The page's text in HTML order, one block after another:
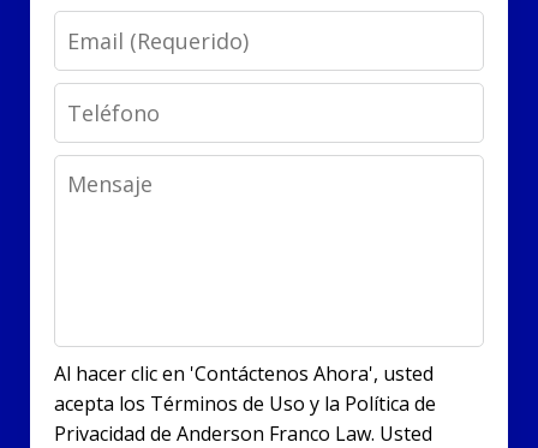
Email
Phone
Message
Al hacer clic en 'Contáctenos Ahora', usted
acepta los Términos de Uso y la Política de
Privacidad de Anderson Franco Law. Usted